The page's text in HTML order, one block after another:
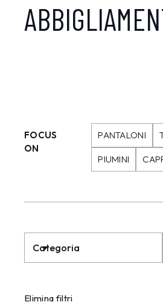
FOCUS
ON
PANTALONI
PIUMINI
Categoria
Elimina filtri